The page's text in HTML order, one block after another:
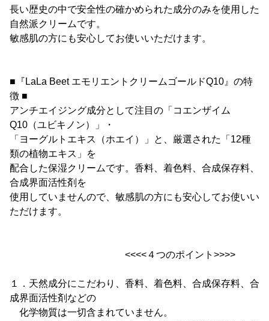
長い歴史の中で安全性の確かめられた成分のみを使用した
自然派クリームです。
敏感肌の方にも安心してお使いいただけます。
■『LaLa Beet エモリエントクリームゴールドQ10』の特
徴 ■
アンチエイジング成分として注目の「コエンザイム
Q10（ユビキノン）」・
「ヨーグルトエキス（ホエイ）」と、厳選された「12種
類の植物エキス」を
配合した保湿クリームです。香料、着色料、合成保存料、
合成界面活性剤を
使用していませんので、敏感肌の方にも安心してお使いい
ただけます。
<<<<４つのポイント>>>>
１．天然成分にこだわり、香料、着色料、合成保存料、合
成界面活性剤などの
化学物質は一切含まれていません。